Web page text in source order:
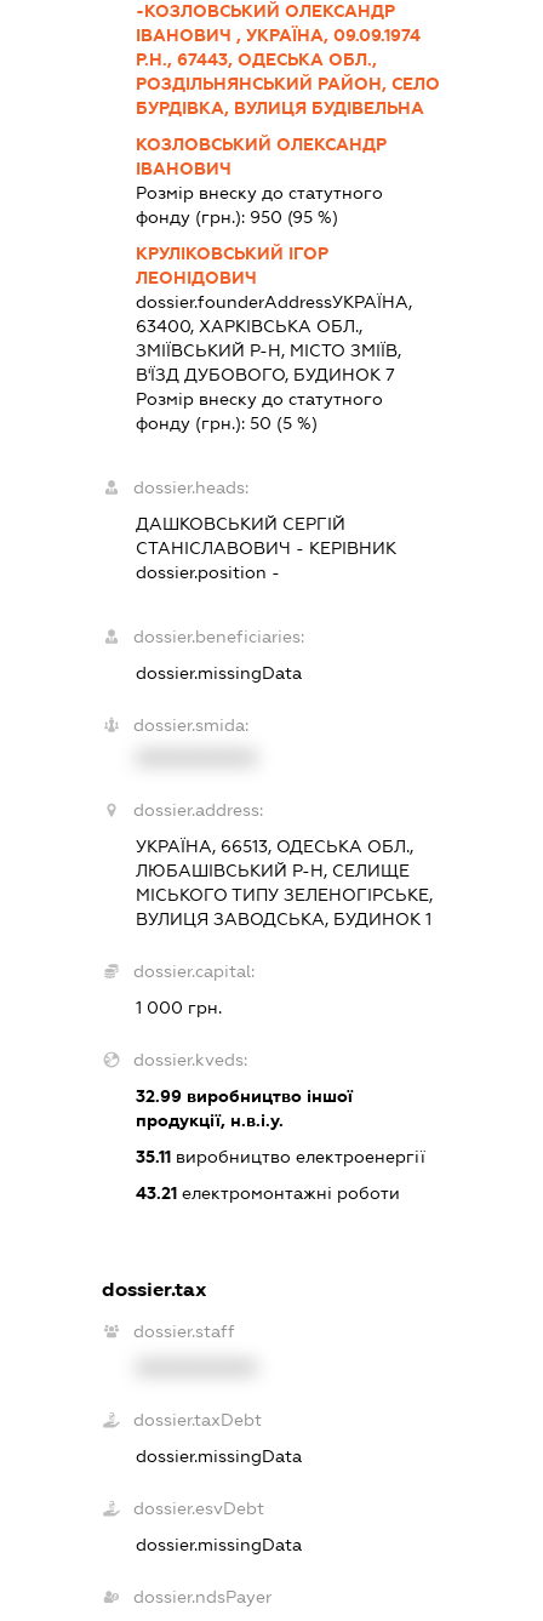
-КОЗЛОВСЬКИЙ ОЛЕКСАНДР
ІВАНОВИЧ , УКРАЇНА, 09.09.1974
Р.Н., 67443, ОДЕСЬКА ОБЛ.,
РОЗДІЛЬНЯНСЬКИЙ РАЙОН, СЕЛО
БУРДІВКА, ВУЛИЦЯ БУДІВЕЛЬНА
КОЗЛОВСЬКИЙ ОЛЕКСАНДР
ІВАНОВИЧ
Розмір внеску до статутного
фонду (грн.): 950 (95 %)
КРУЛІКОВСЬКИЙ ІГОР
ЛЕОНІДОВИЧ
dossier.founderAddressУКРАЇНА,
63400, ХАРКІВСЬКА ОБЛ.,
ЗМІЇВСЬКИЙ Р-Н, МІСТО ЗМІЇВ,
В'ЇЗД ДУБОВОГО, БУДИНОК 7
Розмір внеску до статутного
фонду (грн.):50 (5 %)
dossier.heads:
ДАШКОВСЬКИЙ СЕРГІЙ
СТАНІСЛАВОВИЧ - КЕРІВНИК
dossier.position -
dossier.beneficiaries:
dossier.missingData
dossier.smida:
dossier.address:
УКРАЇНА, 66513, ОДЕСЬКА ОБЛ.,
ЛЮБАШІВСЬКИЙ Р-Н, СЕЛИЩЕ
МІСЬКОГО ТИПУ ЗЕЛЕНОГІРСЬКЕ,
ВУЛИЦЯ ЗАВОДСЬКА, БУДИНОК 1
dossier.capital:
1 000 грн.
dossier.kveds:
32.99 виробництво іншої
продукції, н.в.і.у.
35.11 виробництво електроенергії
43.21 електромонтажні роботи
dossier.tax
dossier.staff
dossier.taxDebt
dossier.missingData
dossier.esvDebt
dossier.missingData
dossier.ndsPayer